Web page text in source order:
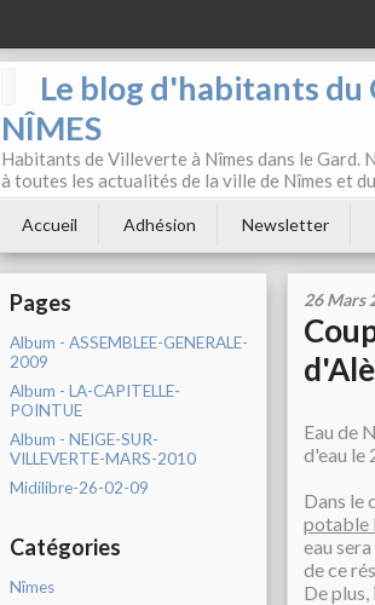
Le blog d'habitants du
NÎMES
Habitants de Villeverte à Nîmes dans le
à toutes les actualités de la ville de Nîmes et
Accueil Adhésion Newsletter
Pages
Album - ASSEMBLEE-GENERALE-
2009
Album - LA-CAPITELLE-
POINTUE
Album - NEIGE-SUR-
VILLEVERTE-MARS-2010
Midilibre-26-02-09
Catégories
Nîmes
26 Mars
Eau de
d'eau le
Dans le
potable
eau
de ce
De plus,